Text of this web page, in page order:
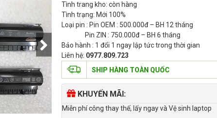
Tình trang kho: còn hàng
Tình trạng: Mới 100%
Loại pin : Pin OEM : 500.000đ – BH 12 tháng
Pin ZIN : 750.000đ – BH 6 tháng
Bảo hành : 1 đổi 1 ngay lập tức trong thời gian
Liên hệ: 0977.809.723
SHIP HÀNG TOÀN QUỐC
KHUYẾN MÃI:
Miễn phí công thay thế, lấy ngay và Vệ sinh laptop